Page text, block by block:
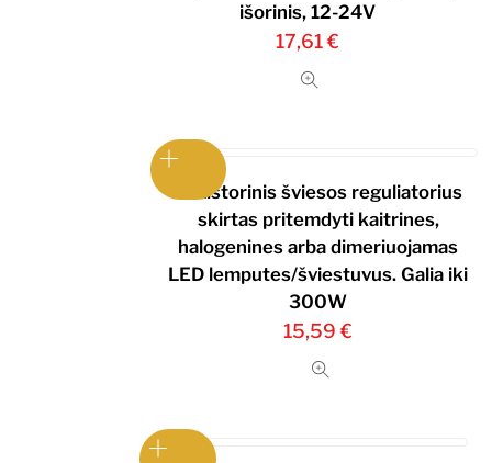
išorinis, 12-24V
17,61€
Rezistorinis šviesos reguliatorius
skirtas pritemdyti kaitrines,
halogenines arba dimeriuojamas
LED lemputes/šviestuvus. Galia iki
300W
15,59€